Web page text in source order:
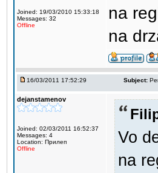
Joined: 19/03/2010 15:33:18
Messages: 32
Offline
na
na
16/03/2011 17:52:29 Subject:
dejanstamenov
Joined: 02/03/2011 16:52:37
Messages: 4
Location: Прилеп
Offline
Vo
na